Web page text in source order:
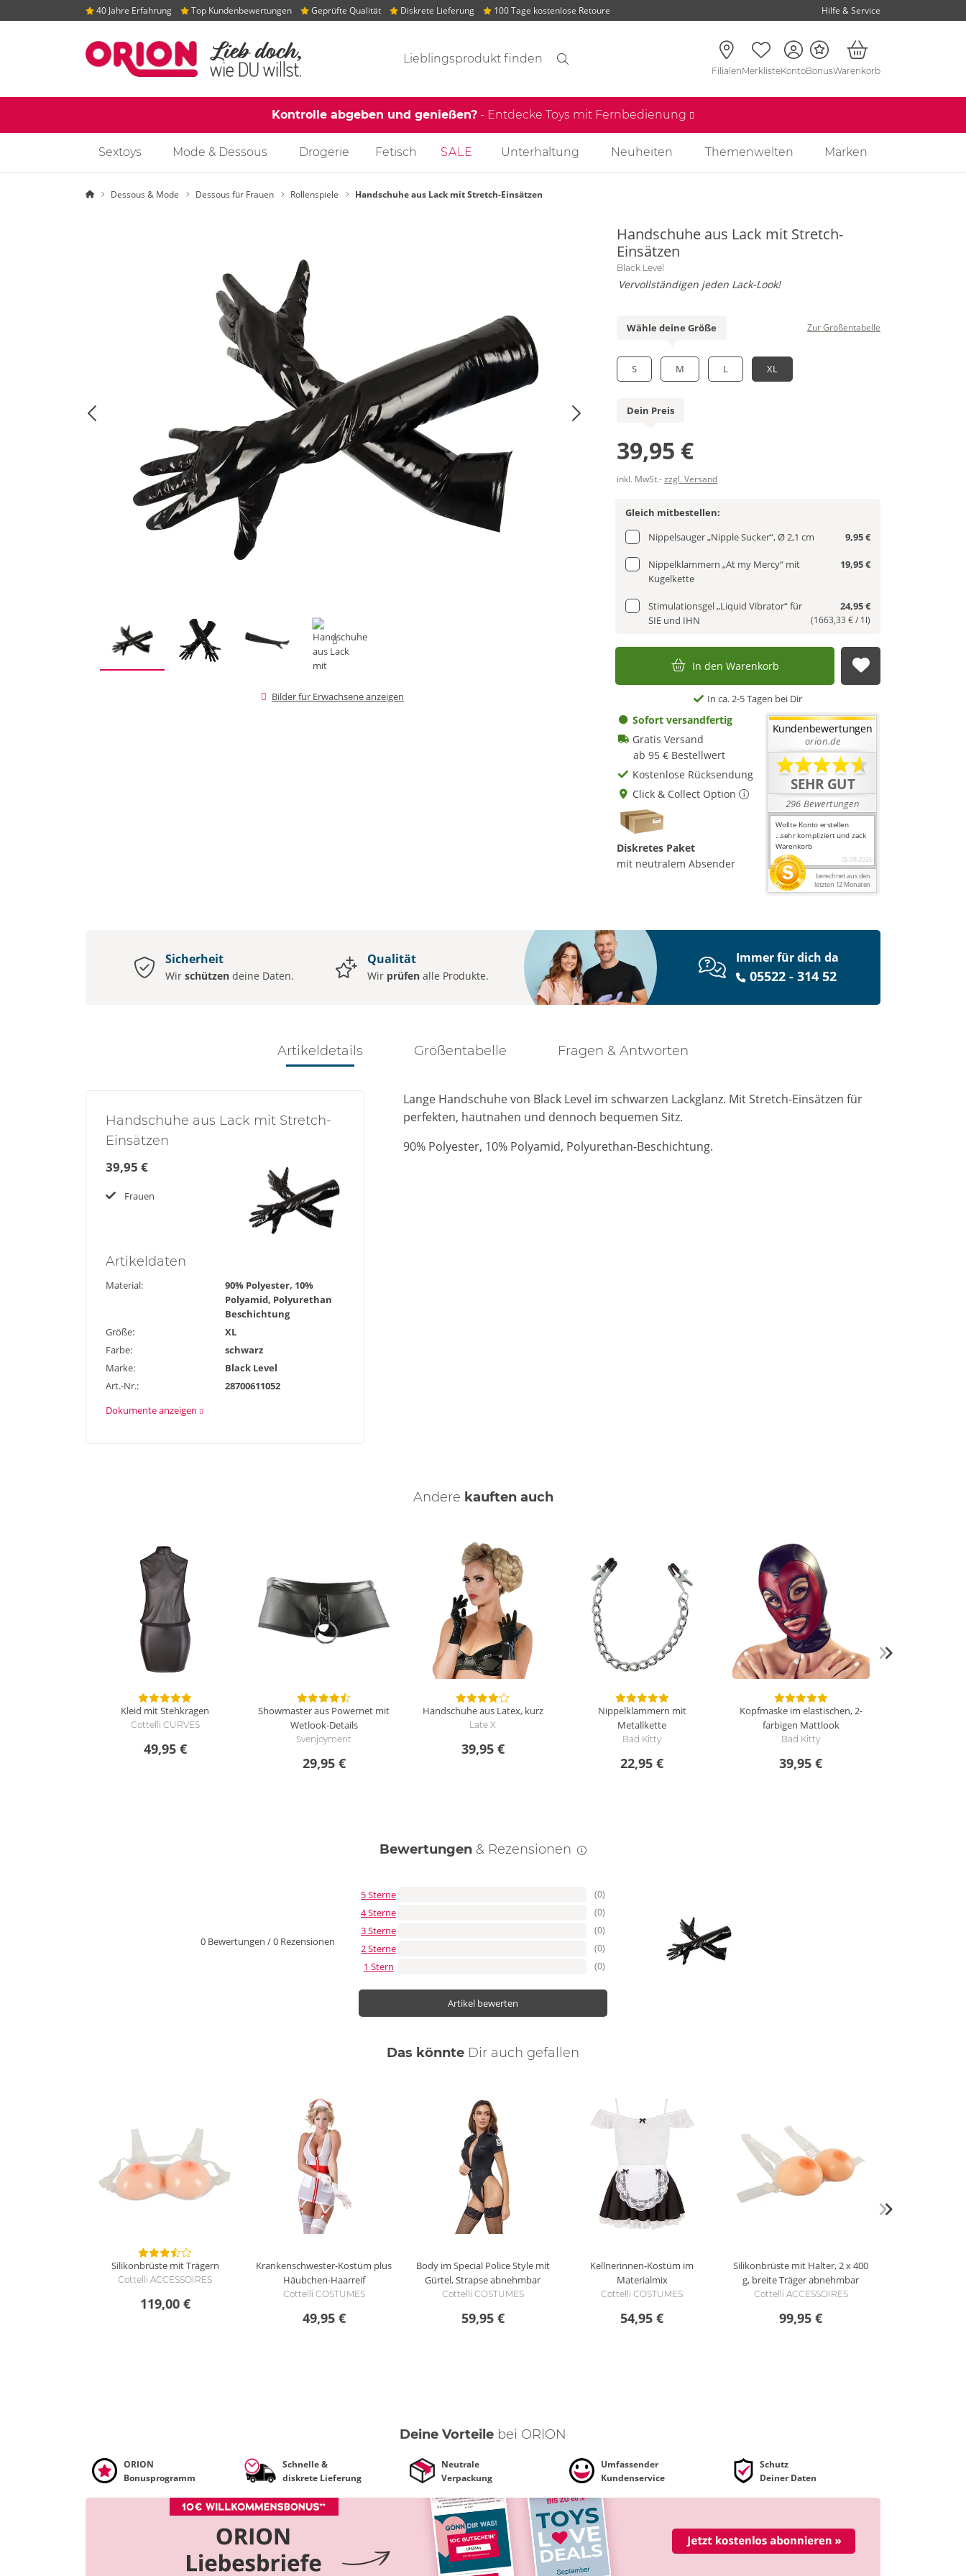
40 Jahre Erfahrung Top Kundenbewertungen Geprüfte Qualität Diskrete Lieferung 100 Tage kostenlose Retoure Hilfe & Service
Suchvorschläge
FilialenMerklisteKontoBonusWarenkorb
Kontrolle abgeben und genießen? - Entdecke Toys mit Fernbedienung
Sextoys Mode & Dessous Drogerie Fetisch SALE Unterhaltung Neuheiten Themenwelten Marken
StartseiteDessous & Mode Dessous für Frauen Rollenspiele Handschuhe aus Lack mit Stretch-Einsätzen
Bilder für Erwachsene anzeigen
Handschuhe aus Lack mit Stretch-
Einsätzen
Black Level
Vervollständigen jeden Lack-Look!
Wähle deine Größe
S M L XL
Zur Größentabelle
Dein Preis
39,95 €
inkl. MwSt.-zzgl. Versand
Gleich mitbestellen:
Nippelsauger „Nipple Sucker“, Ø 2,1 cm
9,95 €
Nippelklammern „At my Mercy“ mit
Kugelkette
19,95 €
Stimulationsgel „Liquid Vibrator“ für
SIE und IHN
24,95 €
(1663,33 € / 1l)
In den Warenkorb Auf die
In ca. 2-5 Tagen bei Dir
Sofort versandfertig
Gratis Versand
ab 95 € Bestellwert
Kostenlose Rücksendung
Click & Collect Option
Diskretes Paket
mit neutralem Absender
Sicherheit
Wir schützen deine Daten.
Qualität
Wir prüfen alle Produkte.
Immer für dich da
05522 - 314 52
Artikeldetails Größentabelle Fragen & Antworten
Handschuhe aus Lack mit Stretch-
Einsätzen
39,95 €
Frauen
Artikel daten
Material:
90% Polyester, 10%
Polyamid, Polyurethan
Beschichtung
Größe:
XL
Farbe:
schwarz
Marke:
Black Level
Art.-Nr.:
28700611052
Dokumente anzeigen
Lange Handschuhe von Black Level im schwarzen Lackglanz. Mit Stretch-Einsätzen für
perfekten, hautnahen und dennoch bequemen Sitz.
90% Polyester, 10% Polyamid, Polyurethan-Beschichtung.
Andere kauften auch
Kleid mit Stehkragen
Cottelli CURVES
49,95 €
Showmaster aus Powernet mit
Wetlook-Details
Svenjoyment
29,95 €
Handschuhe aus Latex, kurz
Late X
39,95 €
Nippelklammern mit
Metallkette
Bad Kitty
22,95 €
Kopfmaske im elastischen, 2-
farbigen Mattlook
Bad Kitty
39,95 €
Bewertungen & Rezensionen
0 Bewertungen /0 Rezensionen
5 Sterne (0)
4 Sterne (0)
3 Sterne (0)
2 Sterne (0)
1 Stern (0)
Artikel bewerten
Das könnte Dir auch gefallen
Silikonbrüste mit Trägern
Cottelli ACCESSOIRES
119,00 €
Krankenschwester-Kostüm plus
Häubchen-Haarreif
Cottelli COSTUMES
49,95 €
Body im Special Police Style mit
Gürtel, Strapse abnehmbar
Cottelli COSTUMES
59,95 €
Kellnerinnen-Kostüm im
Materialmix
Cottelli COSTUMES
54,95 €
Silikonbrüste mit Halter, 2 x 400
g, breite Träger abnehmbar
Cottelli ACCESSOIRES
99,95 €
Deine Vorteile bei ORION
ORION
Bonusprogramm
Schnelle &
diskrete Lieferung
Neutrale
Verpackung
Umfassender
Kundenservice
Schutz
Deiner Daten